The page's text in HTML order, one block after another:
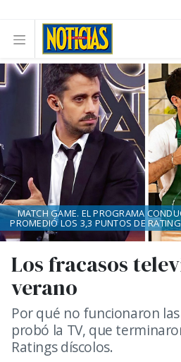
Los fracasos
verano
Por qué no funcionaron
probó la TV, que
Ratings díscolos.
MATCH GAME. EL PROGRAMA
PROMEDIÓ LOS 3,3 PUNTOS DE